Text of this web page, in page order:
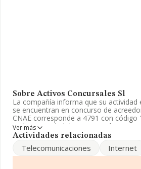
Sobre Activos Concursales Sl
La compañía informa que su actividad
se encuentran en concurso de
CNAE corresponde a 4791 con
realiza actividad de importación y/o
electrónico es
Ver más
Actividades relacionadas
Telecomunicaciones Internet